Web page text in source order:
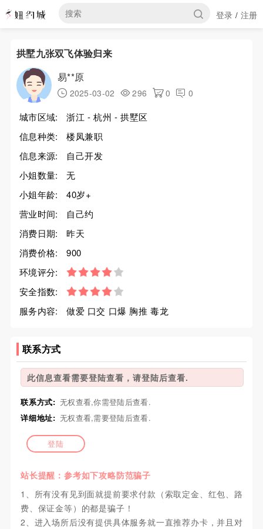
登录 / 注册
拱墅九张双飞体验归来
易**原
2025-03-02 296 0 0
城市区域:
浙江 - 杭州 - 拱墅区
信息种类:
楼凤兼职
信息来源:
自己开发
小姐数量:
无
小姐年龄:
40岁+
营业时间:
自己约
消费日期:
昨天
消费价格:
900
环境评分:
安全指数:
服务内容:
做爱 口交 口爆 胸推 毒龙
联系方式
此信息查看需要登陆查看，请登陆后查看.
联系方式: 无权查看,你需登陆后查看.
详细地址: 无权查看,需要登陆后查看.
登陆
站长提醒：参考如下攻略防范骗子
1、所有没有见到面就提前要求付款（索取定金、红包、路
费、保证金等）的都是骗子！
2、进入场所后没有提供具体服务就一直推荐办卡，并且对